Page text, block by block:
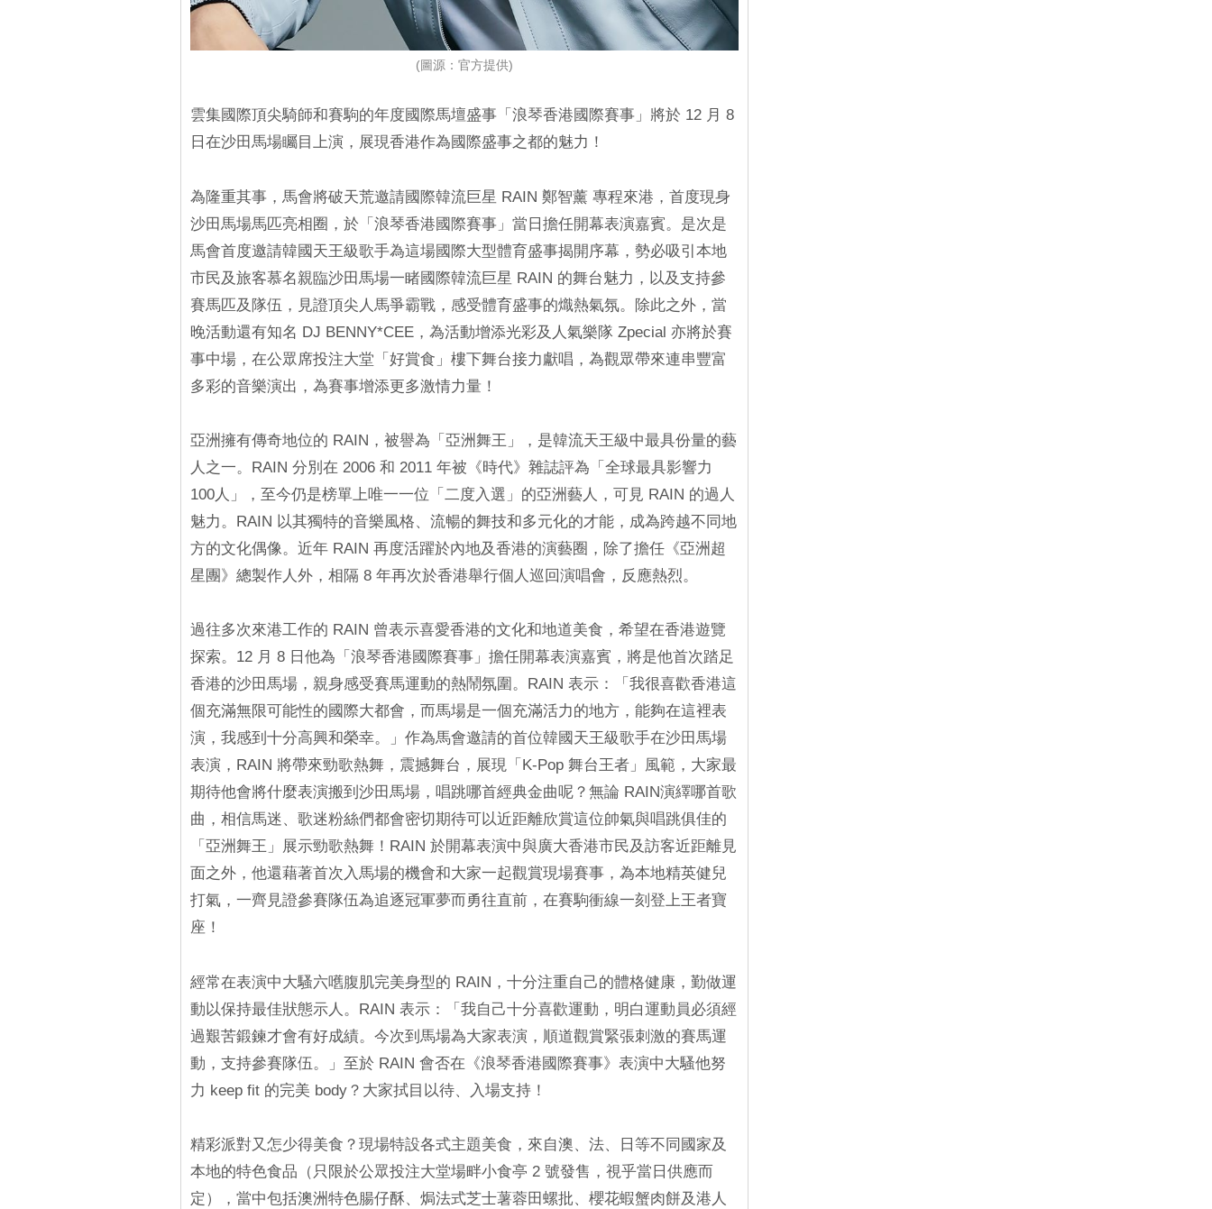
(圖源：官方提供)
雲集國際頂尖騎師和賽駒的年度國際馬壇盛事「浪琴香港國際賽事」將於 12 月 8
日在沙田馬場矚目上演，展現香港作為國際盛事之都的魅力！
為隆重其事，馬會將破天荒邀請國際韓流巨星 RAIN 鄭智薰 專程來港，首度現身
沙田馬場馬匹亮相圈，於「浪琴香港國際賽事」當日擔任開幕表演嘉賓。是次是
馬會首度邀請韓國天王級歌手為這場國際大型體育盛事揭開序幕，勢必吸引本地
市民及旅客慕名親臨沙田馬場一睹國際韓流巨星 RAIN 的舞台魅力，以及支持參
賽馬匹及隊伍，見證頂尖人馬爭霸戰，感受體育盛事的熾熱氣氛。除此之外，當
晚活動還有知名 DJ BENNY*CEE，為活動增添光彩及人氣樂隊 Zpecial 亦將於賽
事中場，在公眾席投注大堂「好賞食」樓下舞台接力獻唱，為觀眾帶來連串豐富
多彩的音樂演出，為賽事增添更多激情力量！
亞洲擁有傳奇地位的 RAIN，被譽為「亞洲舞王」，是韓流天王級中最具份量的藝
人之一。RAIN 分別在 2006 和 2011 年被《時代》雜誌評為「全球最具影響力
100人」，至今仍是榜單上唯一一位「二度入選」的亞洲藝人，可見 RAIN 的過人
魅力。RAIN 以其獨特的音樂風格、流暢的舞技和多元化的才能，成為跨越不同地
方的文化偶像。近年 RAIN 再度活躍於內地及香港的演藝圈，除了擔任《亞洲超
星團》總製作人外，相隔 8 年再次於香港舉行個人巡回演唱會，反應熱烈。
過往多次來港工作的 RAIN 曾表示喜愛香港的文化和地道美食，希望在香港遊覽
探索。12 月 8 日他為「浪琴香港國際賽事」擔任開幕表演嘉賓，將是他首次踏足
香港的沙田馬場，親身感受賽馬運動的熱鬧氛圍。RAIN 表示：「我很喜歡香港這
個充滿無限可能性的國際大都會，而馬場是一個充滿活力的地方，能夠在這裡表
演，我感到十分高興和榮幸。」作為馬會邀請的首位韓國天王級歌手在沙田馬場
表演，RAIN 將帶來勁歌熱舞，震撼舞台，展現「K-Pop 舞台王者」風範，大家最
期待他會將什麼表演搬到沙田馬場，唱跳哪首經典金曲呢？無論 RAIN演繹哪首歌
曲，相信馬迷、歌迷粉絲們都會密切期待可以近距離欣賞這位帥氣與唱跳俱佳的
「亞洲舞王」展示勁歌熱舞！RAIN 於開幕表演中與廣大香港市民及訪客近距離見
面之外，他還藉著首次入馬場的機會和大家一起觀賞現場賽事，為本地精英健兒
打氣，一齊見證參賽隊伍為追逐冠軍夢而勇往直前，在賽駒衝線一刻登上王者寶
座！
經常在表演中大騷六嚿腹肌完美身型的 RAIN，十分注重自己的體格健康，勤做運
動以保持最佳狀態示人。RAIN 表示：「我自己十分喜歡運動，明白運動員必須經
過艱苦鍛鍊才會有好成績。今次到馬場為大家表演，順道觀賞緊張刺激的賽馬運
動，支持參賽隊伍。」至於 RAIN 會否在《浪琴香港國際賽事》表演中大騷他努
力 keep fit 的完美 body？大家拭目以待、入場支持！
精彩派對又怎少得美食？現場特設各式主題美食，來自澳、法、日等不同國家及
本地的特色食品（只限於公眾投注大堂場畔小食亭 2 號發售，視乎當日供應而
定），當中包括澳洲特色腸仔酥、焗法式芝士薯蓉田螺批、櫻花蝦蟹肉餅及港人